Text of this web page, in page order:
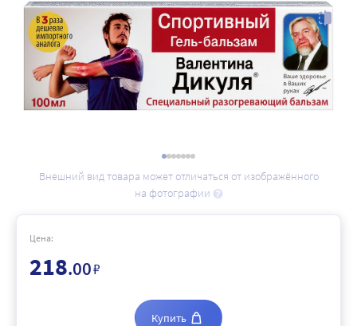
Внешний вид товара может отличаться от изображённого
на фотографии
Цена:
218.00₽
Купить